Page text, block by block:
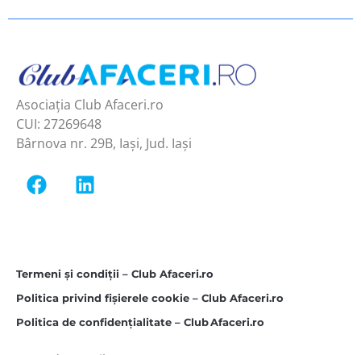
Asociația Club Afaceri.ro
CUI: 27269648
Bârnova nr. 29B, Iași, Jud. Iași
Termeni și condiții – Club Afaceri.ro
Politica privind fișierele cookie – Club Afaceri.ro
Politica de confidențialitate – Club Afaceri.ro